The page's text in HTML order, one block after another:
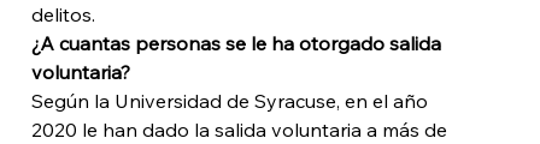
delitos.
¿A cuantas personas se le ha otorgado salida
voluntaria?
Según la Universidad de Syracuse, en el año
2020 le han dado la salida voluntaria a más de